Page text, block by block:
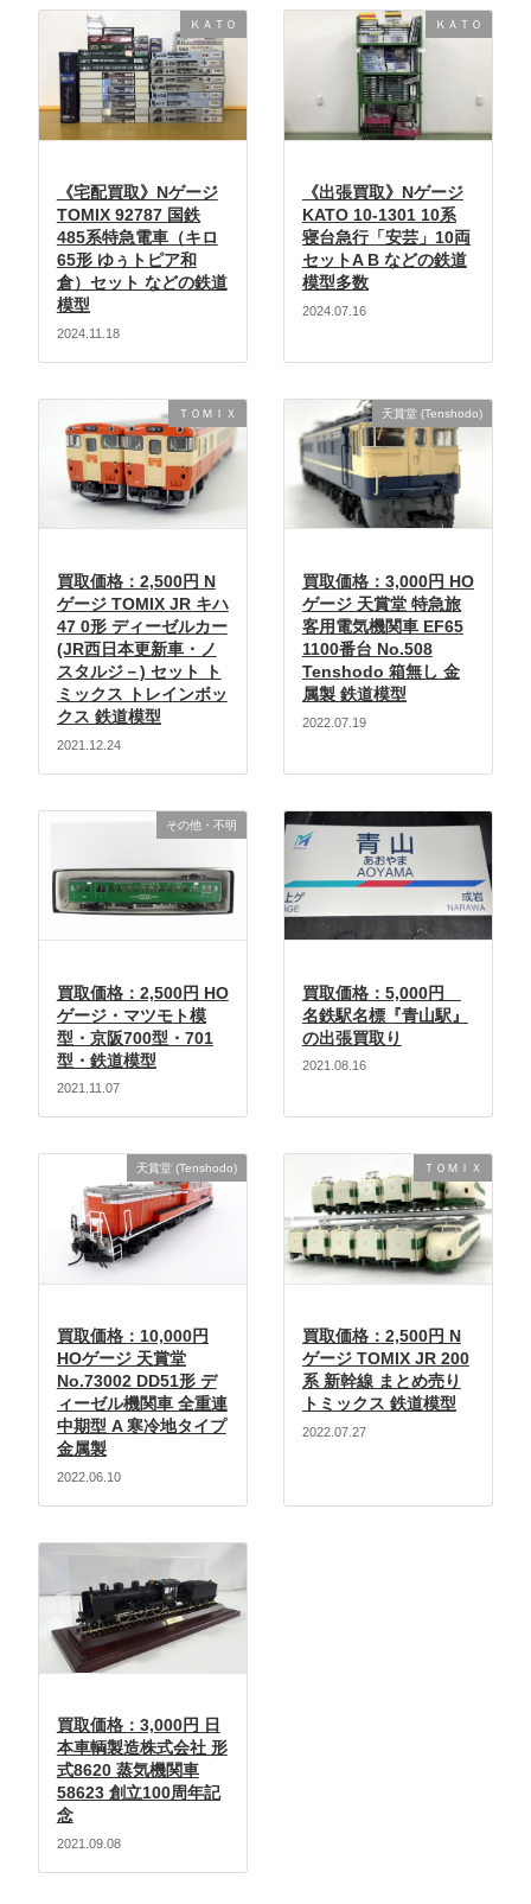
ＫＡＴＯ
《宅配買取》Nゲージ
TOMIX 92787 国鉄
485系特急電車（キロ
65形 ゆぅトピア和
倉）セット などの鉄道
模型
2024.11.18
ＫＡＴＯ
《出張買取》Nゲージ
KATO 10-1301 10系
寝台急行「安芸」10両
セットA B などの鉄道
模型多数
2024.07.16
ＴＯＭＩＸ
買取価格：2,500円 N
ゲージ TOMIX JR キハ
47 0形 ディーゼルカー
(JR西日本更新車・ノ
スタルジ－) セット ト
ミックス トレインボッ
クス 鉄道模型
2021.12.24
天賞堂 (Tenshodo)
買取価格：3,000円 HO
ゲージ 天賞堂 特急旅
客用電気機関車 EF65
1100番台 No.508
Tenshodo 箱無し 金
属製 鉄道模型
2022.07.19
その他・不明
買取価格：2,500円 HO
ゲージ・マツモト模
型・京阪700型・701
型・鉄道模型
2021.11.07
買取価格：5,000円
名鉄駅名標『青山駅』
の出張買取り
2021.08.16
天賞堂 (Tenshodo)
買取価格：10,000円
HOゲージ 天賞堂
No.73002 DD51形 デ
ィーゼル機関車 全重連
中期型 A 寒冷地タイプ
金属製
2022.06.10
ＴＯＭＩＸ
買取価格：2,500円 N
ゲージ TOMIX JR 200
系 新幹線 まとめ売り
トミックス 鉄道模型
2022.07.27
買取価格：3,000円 日
本車輌製造株式会社 形
式8620 蒸気機関車
58623 創立100周年記
念
2021.09.08